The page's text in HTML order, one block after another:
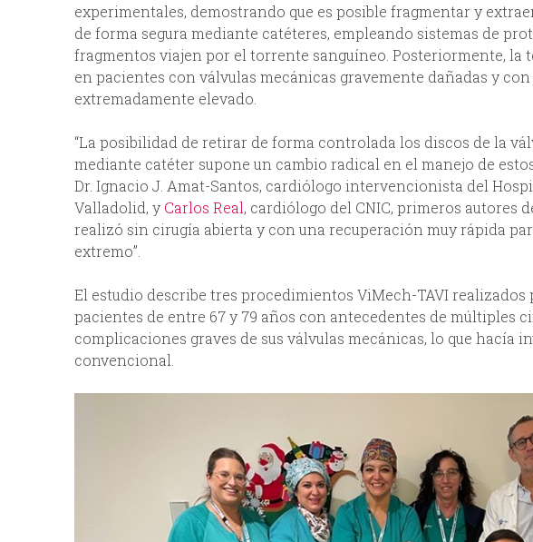
experimentales, demostrando que es posible fragmentar y
de forma segura mediante catéteres, empleando sistemas de
fragmentos viajen por el torrente sanguíneo. Posteriormente, la
en pacientes con válvulas mecánicas gravemente dañadas y
extremadamente elevado.
“La posibilidad de retirar de forma controlada los discos de la
mediante catéter supone un cambio radical en el manejo de
Dr. Ignacio J. Amat-Santos, cardiólogo intervencionista del
Valladolid, y Carlos Real, cardiólogo del CNIC, primeros autores
realizó sin cirugía abierta y con una recuperación muy rápida
extremo”.
El estudio describe tres procedimientos ViMech-TAVI realizados
pacientes de entre 67 y 79 años con antecedentes de múltiples
complicaciones graves de sus válvulas mecánicas, lo que hacía
convencional.